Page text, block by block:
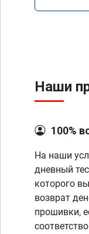
Наши
100%
На наши
дневный
которого
возврат
прошивки,